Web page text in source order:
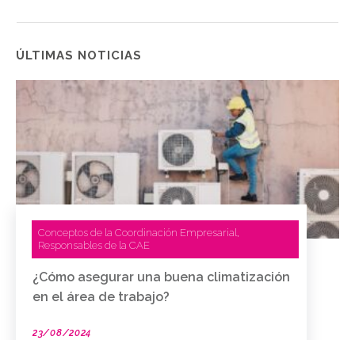
ÚLTIMAS NOTICIAS
Conceptos de la Coordinación Empresarial,
Responsables de la CAE
¿Cómo asegurar una buena climatización
en el área de trabajo?
23/08/2024